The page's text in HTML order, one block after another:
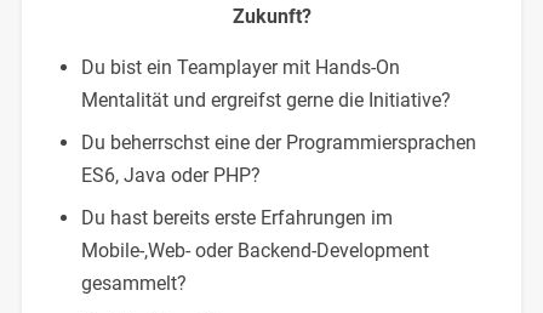
Zukunft?
Du bist ein Teamplayer mit Hands-On
Mentalität und ergreifst gerne die Initiative?
Du beherrschst eine der Programmiersprachen
ES6, Java oder PHP?
Du hast bereits erste Erfahrungen im
Mobile-,Web- oder Backend-Development
gesammelt?